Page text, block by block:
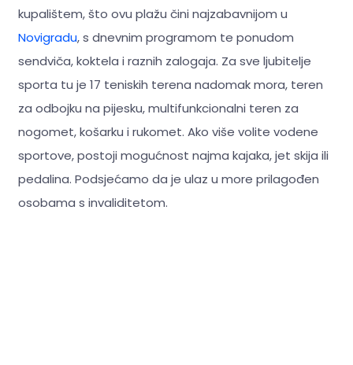
kupalištem, što ovu plažu čini najzabavnijom u
Novigradu, s dnevnim programom te ponudom
sendviča, koktela i raznih zalogaja. Za sve ljubitelje
sporta tu je 17 teniskih terena nadomak mora, teren
za odbojku na pijesku, multifunkcionalni teren za
nogomet, košarku i rukomet. Ako više volite vodene
sportove, postoji mogućnost najma kajaka, jet skija ili
pedalina. Podsjećamo da je ulaz u more prilagođen
osobama s invaliditetom.